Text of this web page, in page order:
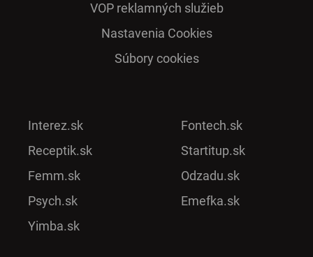
VOP reklamných služieb
Nastavenia Cookies
Súbory cookies
Interez.sk
Receptik.sk
Femm.sk
Psych.sk
Yimba.sk
Fontech.sk
Startitup.sk
Odzadu.sk
Emefka.sk